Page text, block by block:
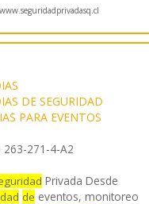
www.seguridadprivadasq.cl
DE SEGURIDAD
PARA EVENTOS
263-271-4-A2
Privada Desde
de eventos, monitoreo